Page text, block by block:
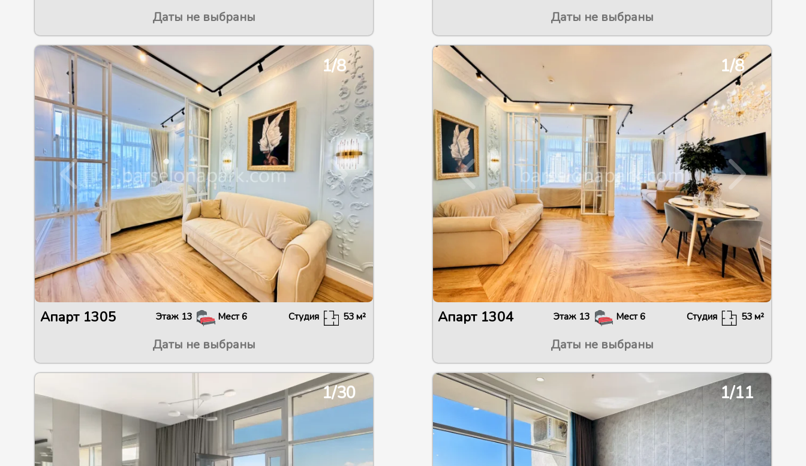
Даты не выбраны Даты не выбраны
1/8
Апарт 1305 Этаж 13 Мест6 Студия 53м²
Даты не выбраны
1/8
Апарт 1304 Этаж 13 Мест6 Студия 53м²
Даты не выбраны
1/30 2/30 1/11